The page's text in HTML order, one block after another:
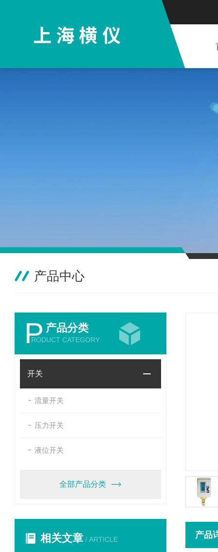
产品中心
P 产品分类
RODUCT CATEGORY
开关
流量开关
压力开关
液位开关
全部产品分类
相关文章 / ARTICLE 产品